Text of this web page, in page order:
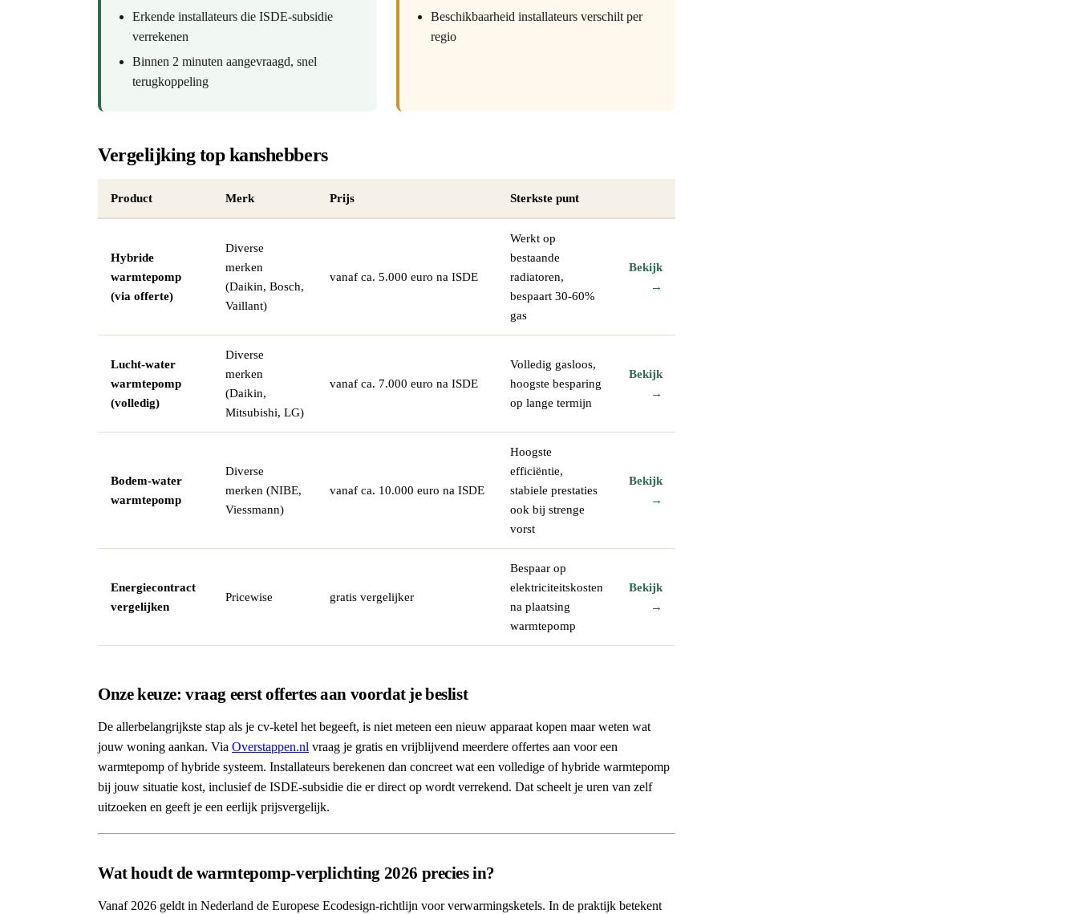
Erkende installateurs die ISDE-subsidie
verrekenen
Binnen 2 minuten aangevraagd, snel
terugkoppeling
Beschikbaarheid installateurs verschilt per
regio
Vergelijking top kanshebbers
Product Merk Prijs Sterkste punt
Hybride
warmtepomp
(via offerte)
Diverse
merken
(Daikin, Bosch,
Vaillant)
vanaf ca. 5.000 euro na ISDE
Werkt op
bestaande
radiatoren,
bespaart 30-60%
gas
Bekijk
→
Lucht-water
warmtepomp
(volledig)
Diverse
merken
(Daikin,
Mitsubishi, LG)
vanaf ca. 7.000 euro na ISDE
Volledig gasloos,
hoogste besparing
op lange termijn
Bekijk
→
Bodem-water
warmtepomp
Diverse
merken (NIBE,
Viessmann)
vanaf ca. 10.000 euro na ISDE
Hoogste
efficiëntie,
stabiele prestaties
ook bij strenge
vorst
Bekijk
→
Energiecontract
vergelijken
Pricewise gratis vergelijker
Bespaar op
elektriciteitskosten
na plaatsing
warmtepomp
Bekijk
→
Onze keuze: vraag eerst offertes aan voordat je beslist
De allerbelangrijkste stap als je cv-ketel het begeeft, is niet meteen een nieuw apparaat kopen maar weten wat
jouw woning aankan. Via Overstappen.nl vraag je gratis en vrijblijvend meerdere offertes aan voor een
warmtepomp of hybride systeem. Installateurs berekenen dan concreet wat een volledige of hybride warmtepomp
bij jouw situatie kost, inclusief de ISDE-subsidie die er direct op wordt verrekend. Dat scheelt je uren van zelf
uitzoeken en geeft je een eerlijk prijsvergelijk.
Wat houdt de warmtepomp-verplichting 2026 precies in?
Vanaf 2026 geldt in Nederland de Europese Ecodesign-richtlijn voor verwarmingsketels. In de praktijk betekent